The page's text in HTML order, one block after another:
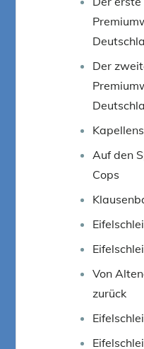
Der
Auf den
Cops
Von
zurück